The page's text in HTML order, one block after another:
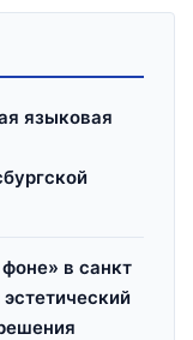
языковая
в санкт